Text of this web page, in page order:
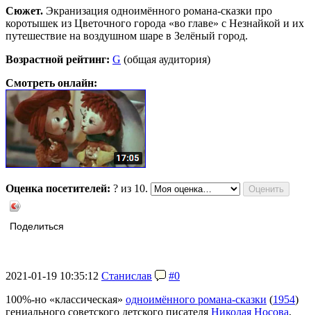
Сюжет. Экранизация одноимённого романа-сказки про
коротышек из Цветочного города «во главе» с Незнайкой и их
путешествие на воздушном шаре в Зелёный город.
Возрастной рейтинг: G (общая аудитория)
Смотреть онлайн:
Оценка посетителей: ? из 10.
Поделиться
2021-01-19 10:35:12 Станислав
#0
100%-но «классическая» одноимённого романа-сказки (1954)
гениального советского детского писателя Николая Носова,